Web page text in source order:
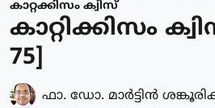
കാറ്റക്കിസം ക്വിസ്
കാറ്റിക്കിസം
75]
ഫാ. ഡോ. മാര്‍ട്ടിന്‍